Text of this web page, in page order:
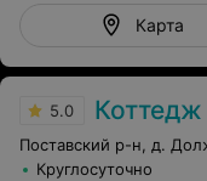
Карта
5.0 Коттедж
Поставский р-н, д.
Круглосуточно